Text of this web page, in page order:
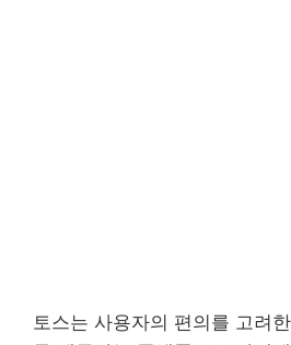
토스는 사용자의 편의를 고려